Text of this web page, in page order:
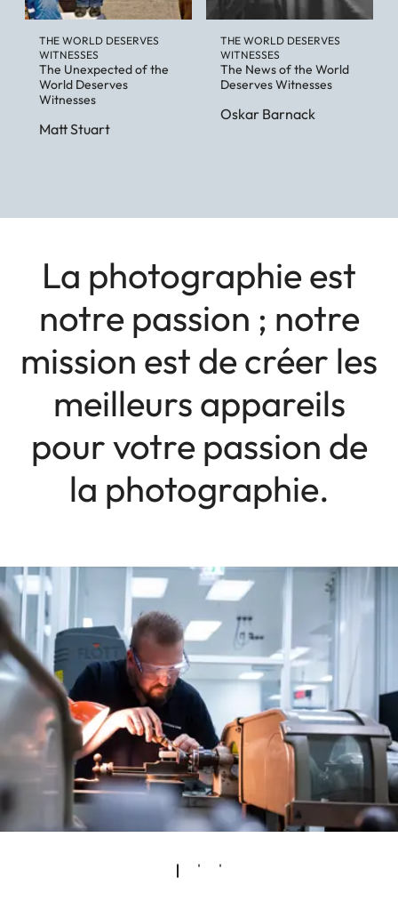
THE WORLD DESERVES
WITNESSES
The Unexpected of the
World Deserves
Witnesses
Matt Stuart
THE WORLD DESERVES
WITNESSES
The News of the World
Deserves Witnesses
Oskar Barnack
La photographie est
notre passion ; notre
mission est de créer les
meilleurs appareils
pour votre passion de
la photographie.